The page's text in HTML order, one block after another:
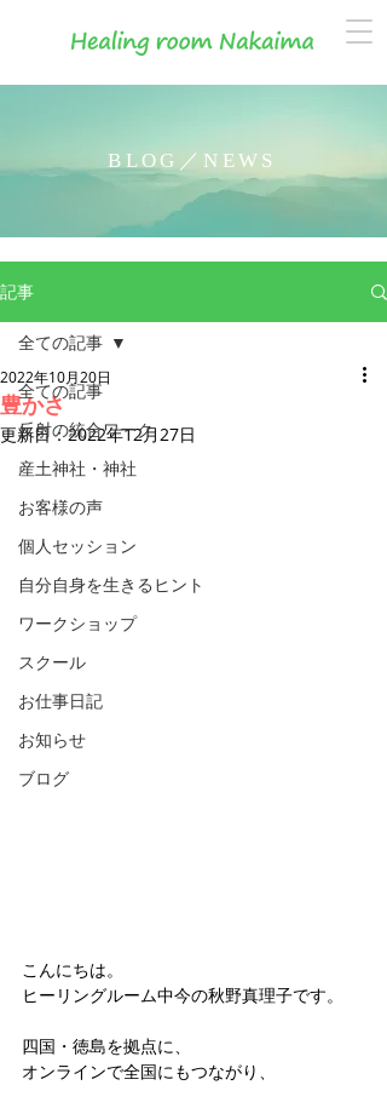
BLOG／NEWS
記事
全ての記事
反射の統合ワーク
産土神社・神社
お客様の声
個人セッション
自分自身を生きるヒント
ワークショップ
スクール
お仕事日記
お知らせ
ブログ
全ての記事
豊かさ
2022年10月20日
更新日：2022年12月27日
こんにちは。
ヒーリングルーム中今の秋野真理子です。
四国・徳島を拠点に、
オンラインで全国にもつながり、